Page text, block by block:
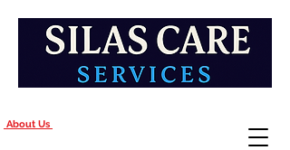
About Us